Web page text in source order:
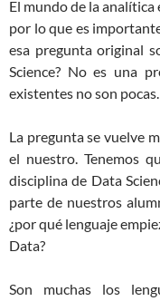
El mundo de la analítica
por lo que es
esa pregunta original
Science? No es una
existentes no son pocas.
La pregunta se vuelve
el nuestro. Tenemos
disciplina de Data
parte de nuestros
¿por qué lenguaje
Data?
Son muchas los